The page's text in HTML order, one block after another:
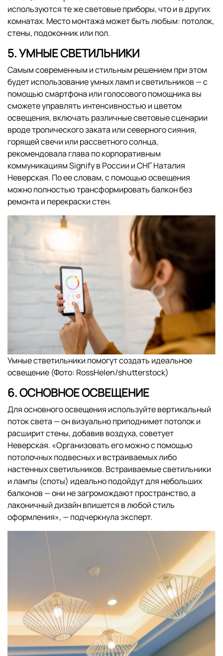
используются те же световые приборы, что и в других
комнатах. Место монтажа может быть любым: потолок,
стены, подоконник или пол.
5. УМНЫЕ СВЕТИЛЬНИКИ
Самым современным и стильным решением при этом
будет использование умных ламп и светильников — с
помощью смартфона или голосового помощника вы
сможете управлять интенсивностью и цветом
освещения, включать различные световые сценарии
вроде тропического заката или северного сияния,
горящей свечи или рассветного солнца,
рекомендовала глава по корпоративным
коммуникациям Signify в России и СНГ Наталия
Неверская. По ее словам, с помощью освещения
можно полностью трансформировать балкон без
ремонта и перекраски стен.
Умные стветильники помогут создать идеальное
освещение (Фото: RossHelen/shutterstock)
6. ОСНОВНОЕ ОСВЕЩЕНИЕ
Для основного освещения используйте вертикальный
поток света — он визуально приподнимет потолок и
расширит стены, добавив воздуха, советует
Неверская. «Организовать его можно с помощью
потолочных подвесных и встраиваемых либо
настенных светильников. Встраиваемые светильники
и лампы (споты) идеально подойдут для небольших
балконов — они не загромождают пространство, а
лаконичный дизайн впишется в любой стиль
оформления», — подчеркнула эксперт.